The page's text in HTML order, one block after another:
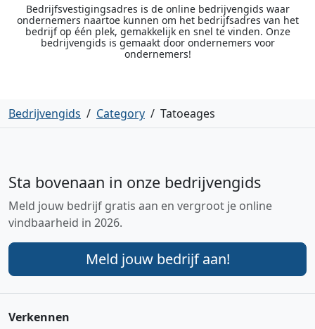
Bedrijfsvestigingsadres is de online bedrijvengids waar
ondernemers naartoe kunnen om het bedrijfsadres van het
bedrijf op één plek, gemakkelijk en snel te vinden. Onze
bedrijvengids is gemaakt door ondernemers voor
ondernemers!
Bedrijvengids / Category / Tatoeages
Sta bovenaan in onze bedrijvengids
Meld jouw bedrijf gratis aan en vergroot je online
vindbaarheid in 2026.
Meld jouw bedrijf aan!
Verkennen